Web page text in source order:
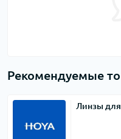
Рекомендуемые
Линзы для